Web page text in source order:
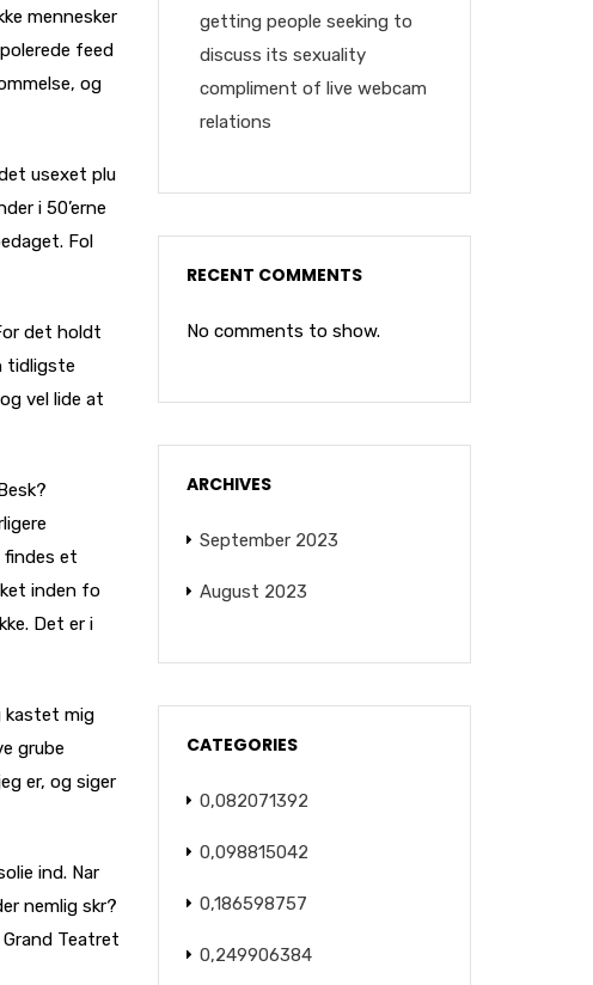
mennesker
feed
og
usexet plu
i 50’erne
Fol
det holdt
tidligste
vel lide at
findes et
inden fo
Det er i
kastet mig
grube
er, og siger
ind. Nar
nemlig skr?
Teatret
getting people seeking to
discuss its sexuality
compliment of live webcam
relations
RECENT COMMENTS
No comments to show.
ARCHIVES
September 2023
August 2023
CATEGORIES
0,082071392
0,098815042
0,186598757
0,249906384